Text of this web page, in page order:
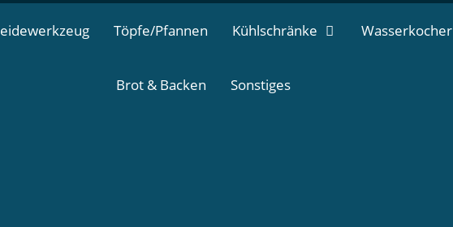
Töpfe/Pfannen Kühlschränke Wasserkocher
Brot & Backen Sonstiges